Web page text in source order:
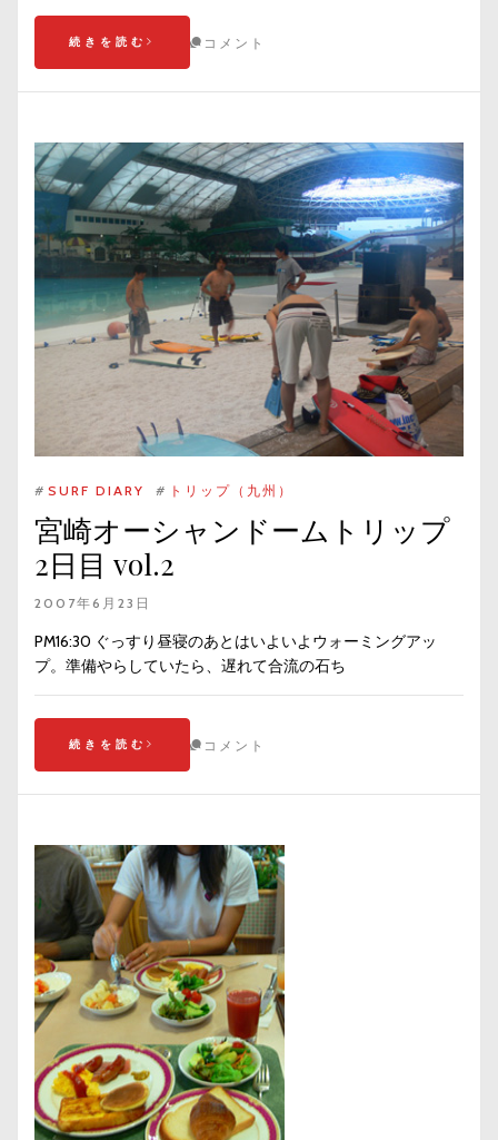
続きを読む コメント
# SURF DIARY # トリップ（九州）
宮崎オーシャンドームトリップ
2日目 vol.2
2007年6月23日
PM16:30 ぐっすり昼寝のあとはいよいよウォーミングアッ
プ。準備やらしていたら、遅れて合流の石ち
続きを読む コメント